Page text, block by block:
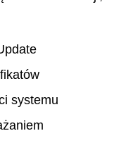
systemu